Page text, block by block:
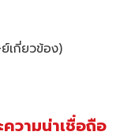
เกี่ยวข้อง)
วามน่าเชื่อถือ